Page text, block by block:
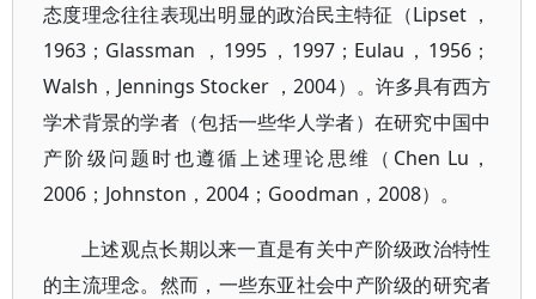
态度理念往往表现出明显的政治民主特征（Lipset ，
1963；Glassman ，1995，1997；Eulau，1956；
Walsh，Jennings Stocker ，2004）。许多具有西方
学术背景的学者（包括一些华人学者）在研究中国中
产阶级问题时也遵循上述理论思维（Chen Lu，
2006；Johnston，2004；Goodman，2008）。
上述观点长期以来一直是有关中产阶级政治特性
的主流理念。然而，一些东亚社会中产阶级的研究者